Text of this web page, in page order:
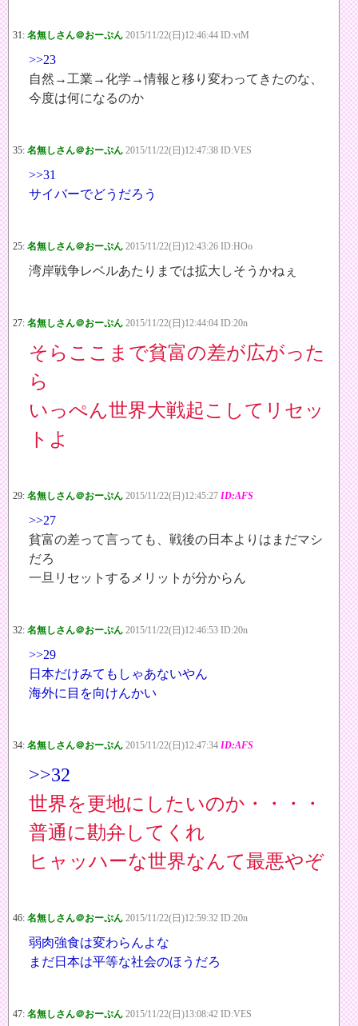
31: 名無しさん＠おーぷん 2015/11/22(日)12:46:44 ID:vtM
>>23
自然→工業→化学→情報と移り変わってきたのな、
今度は何になるのか
35: 名無しさん＠おーぷん 2015/11/22(日)12:47:38 ID:VES
>>31
サイバーでどうだろう
25: 名無しさん＠おーぷん 2015/11/22(日)12:43:26 ID:HOo
湾岸戦争レベルあたりまでは拡大しそうかねぇ
27: 名無しさん＠おーぷん 2015/11/22(日)12:44:04 ID:20n
そらここまで貧富の差が広がった
ら
いっぺん世界大戦起こしてリセッ
トよ
29: 名無しさん＠おーぷん 2015/11/22(日)12:45:27 ID:AFS
>>27
貧富の差って言っても、戦後の日本よりはまだマシ
だろ
一旦リセットするメリットが分からん
32: 名無しさん＠おーぷん 2015/11/22(日)12:46:53 ID:20n
>>29
日本だけみてもしゃあないやん
海外に目を向けんかい
34: 名無しさん＠おーぷん 2015/11/22(日)12:47:34 ID:AFS
>>32
世界を更地にしたいのか・・・・
普通に勘弁してくれ
ヒャッハーな世界なんて最悪やぞ
46: 名無しさん＠おーぷん 2015/11/22(日)12:59:32 ID:20n
弱肉強食は変わらんよな
まだ日本は平等な社会のほうだろ
47: 名無しさん＠おーぷん 2015/11/22(日)13:08:42 ID:VES